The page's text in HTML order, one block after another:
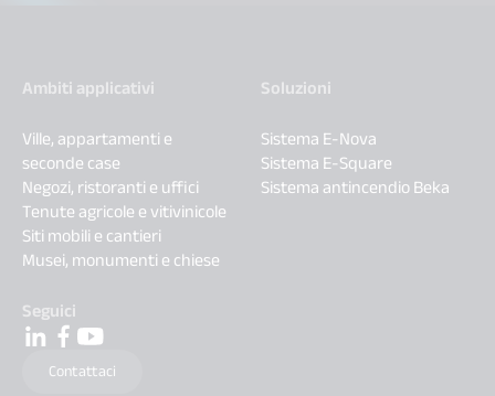
Ambiti applicativi
Ville, appartamenti e
seconde case
Negozi, ristoranti e uffici
Tenute agricole e vitivinicole
Siti mobili e cantieri
Musei, monumenti e chiese
Soluzioni
Sistema E-Nova
Sistema E-Square
Sistema antincendio Beka
Seguici
Contattaci